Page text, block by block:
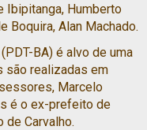
Humberto
Boquira, Alan Machado.
BA) é alvo de uma
são realizadas em
Marcelo
é o ex-prefeito de
de Carvalho.